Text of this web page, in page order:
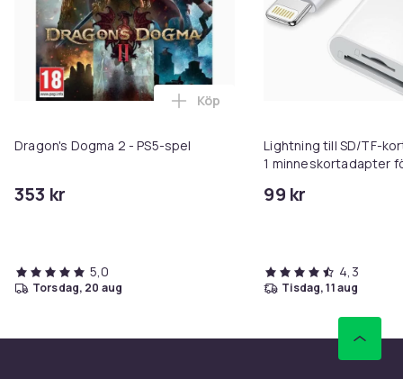
Dragon's Dogma 2 - PS5-spel
353 kr
Lägg till Dragon's Dogma 2 -
Köp
5,0
torsdag, 20 aug
Lightning till SD/TF-
1 minneskortadapter
99 kr
4,3
tisdag, 11 aug